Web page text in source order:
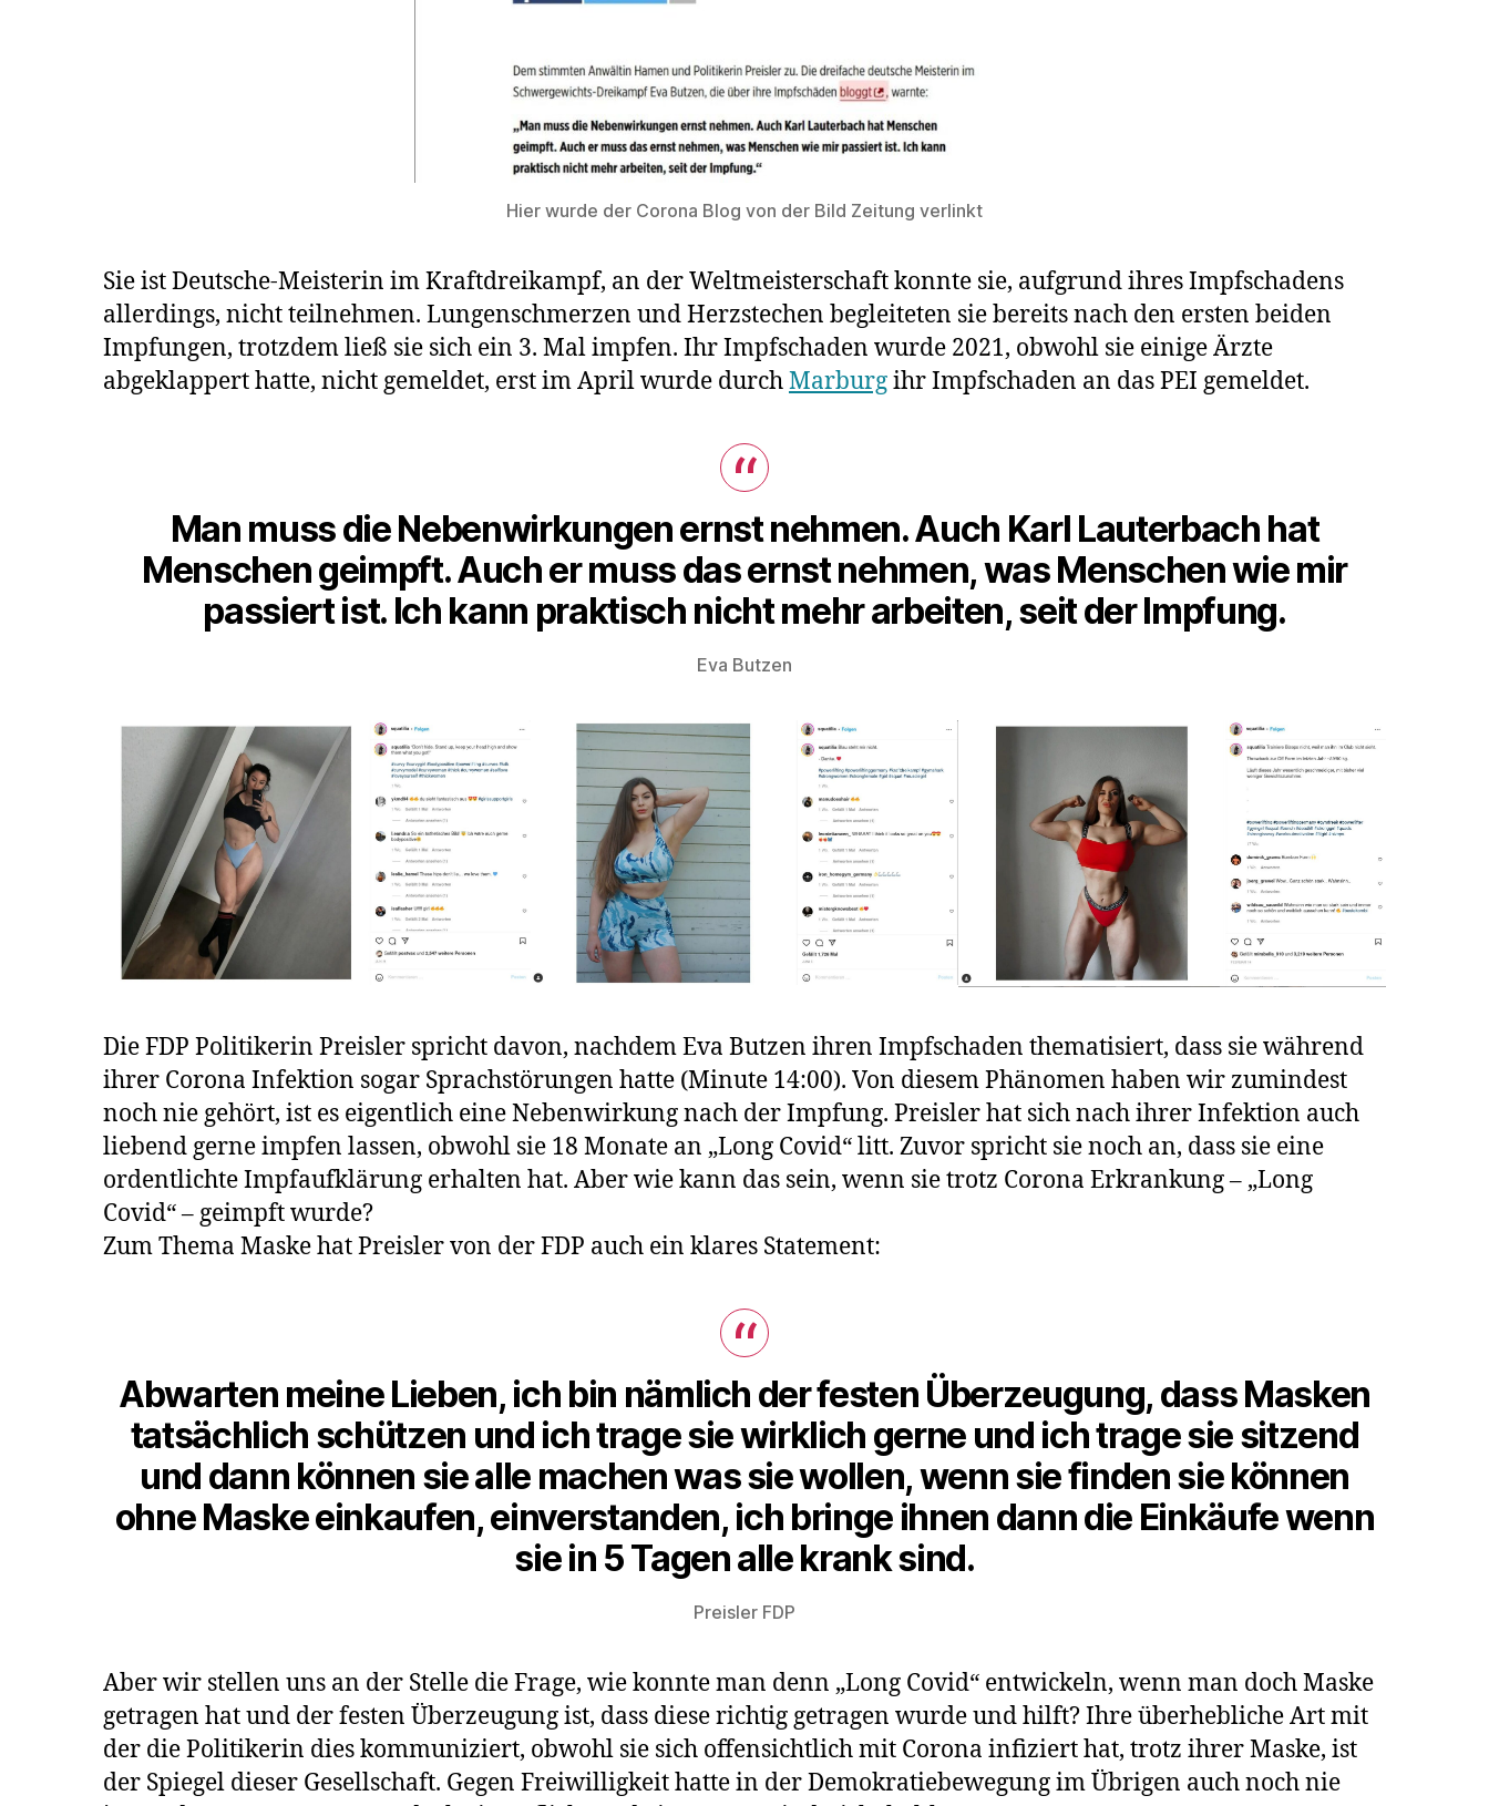
Hier wurde der Corona Blog von der Bild Zeitung verlinkt
Sie ist Deutsche-Meisterin im Kraftdreikampf, an der Weltmeisterschaft konnte sie, aufgrund ihres Impfschadens
allerdings, nicht teilnehmen. Lungenschmerzen und Herzstechen begleiteten sie bereits nach den ersten beiden
Impfungen, trotzdem ließ sie sich ein 3. Mal impfen. Ihr Impfschaden wurde 2021, obwohl sie einige Ärzte
abgeklappert hatte, nicht gemeldet, erst im April wurde durchMarburgihr Impfschaden an das PEI gemeldet.
Man muss die Nebenwirkungen ernst nehmen. Auch Karl Lauterbach hat
Menschen geimpft. Auch er muss das ernst nehmen, was Menschen wie mir
passiert ist. Ich kann praktisch nicht mehr arbeiten, seit der Impfung.
Eva Butzen
Die FDP Politikerin Preisler spricht davon, nachdem Eva Butzen ihren Impfschaden thematisiert, dass sie während
ihrer Corona Infektion sogar Sprachstörungen hatte (Minute 14:00). Von diesem Phänomen haben wir zumindest
noch nie gehört, ist es eigentlich eine Nebenwirkung nach der Impfung. Preisler hat sich nach ihrer Infektion auch
liebend gerne impfen lassen, obwohl sie 18 Monate an „Long Covid“ litt. Zuvor spricht sie noch an, dass sie eine
ordentlichte Impfaufklärung erhalten hat. Aber wie kann das sein, wenn sie trotz Corona Erkrankung – „Long
Covid“ – geimpft wurde?
Zum Thema Maske hat Preisler von der FDP auch ein klares Statement:
Abwarten meine Lieben, ich bin nämlich der festen Überzeugung, dass Masken
tatsächlich schützen und ich trage sie wirklich gerne und ich trage sie sitzend
und dann können sie alle machen was sie wollen, wenn sie finden sie können
ohne Maske einkaufen, einverstanden, ich bringe ihnen dann die Einkäufe wenn
sie in 5 Tagen alle krank sind.
Preisler FDP
Aber wir stellen uns an der Stelle die Frage, wie konnte man denn „Long Covid“ entwickeln, wenn man doch Maske
getragen hat und der festen Überzeugung ist, dass diese richtig getragen wurde und hilft? Ihre überhebliche Art mit
der die Politikerin dies kommuniziert, obwohl sie sich offensichtlich mit Corona infiziert hat, trotz ihrer Maske, ist
der Spiegel dieser Gesellschaft. Gegen Freiwilligkeit hatte in der Demokratiebewegung im Übrigen auch noch nie